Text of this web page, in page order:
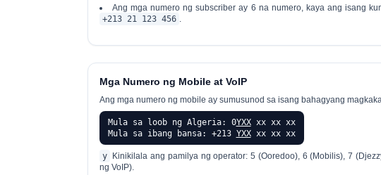
Ang mga numero ng subscriber ay 6 na numero, kaya ang isang
+213 21 123 456 .
Mga Numero ng Mobile at VoIP
Ang mga numero ng mobile ay sumusunod sa isang bahagyang
Mula sa loob ng Algeria: 0YXXxx xx xx
Mula sa ibang bansa: +213 YXXxx xx xx
y
Kinikilala ang pamilya ng operator: 5 (Ooredoo), 6 (Mobilis), 7
ng VoIP).